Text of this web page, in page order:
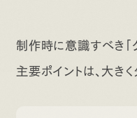
制作時に意識すべき「
主要ポイントは、大き